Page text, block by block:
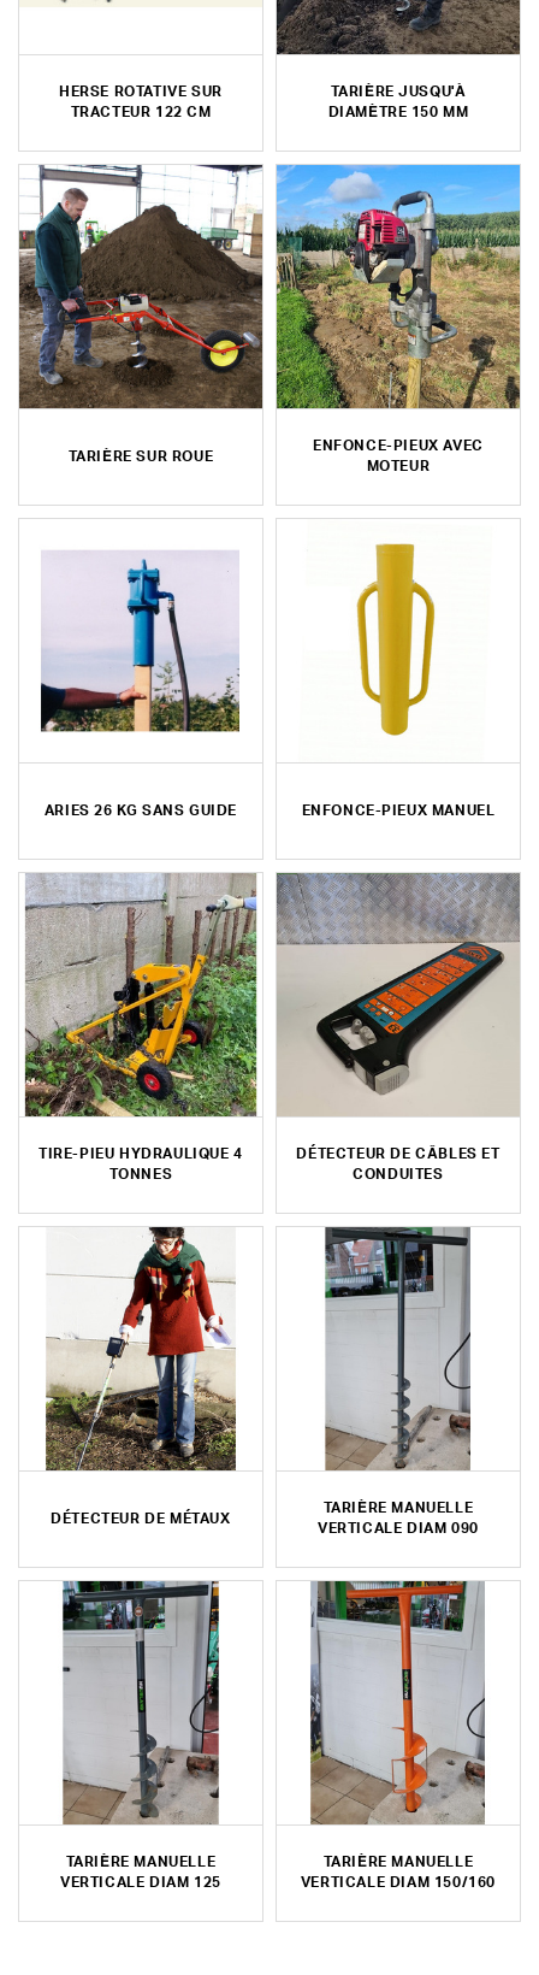
HERSE ROTATIVE SUR
TRACTEUR 122 CM
TARIÈRE JUSQU'À
DIAMÈTRE 150 MM
TARIÈRE SUR ROUE
ENFONCE-PIEUX AVEC
MOTEUR
ARIES 26 KG SANS GUIDE ENFONCE-PIEUX MANUEL
TIRE-PIEU HYDRAULIQUE 4
TONNES
DÉTECTEUR DE CÂBLES ET
CONDUITES
DÉTECTEUR DE MÉTAUX
TARIÈRE MANUELLE
VERTICALE DIAM 090
TARIÈRE MANUELLE
VERTICALE DIAM 125
TARIÈRE MANUELLE
VERTICALE DIAM 150/160